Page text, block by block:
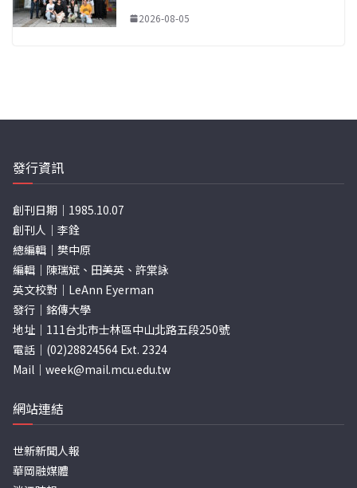
2026-08-05
發行資訊
創刊日期｜1985.10.07
創刊人｜李銓
總編輯｜樊中原
編輯｜陳瑞斌、田美英、許棠詠
英文校對｜LeAnn Eyerman
發行｜銘傳大學
地址｜111台北市士林區中山北路五段250號
電話｜(02)28824564 Ext. 2324
Mail｜ week@mail.mcu.edu.tw
網站連結
世新新聞人報
華岡融媒體